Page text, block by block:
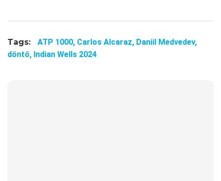
Tags: ATP 1000, Carlos Alcaraz, Daniil Medvedev,
döntő, Indian Wells 2024